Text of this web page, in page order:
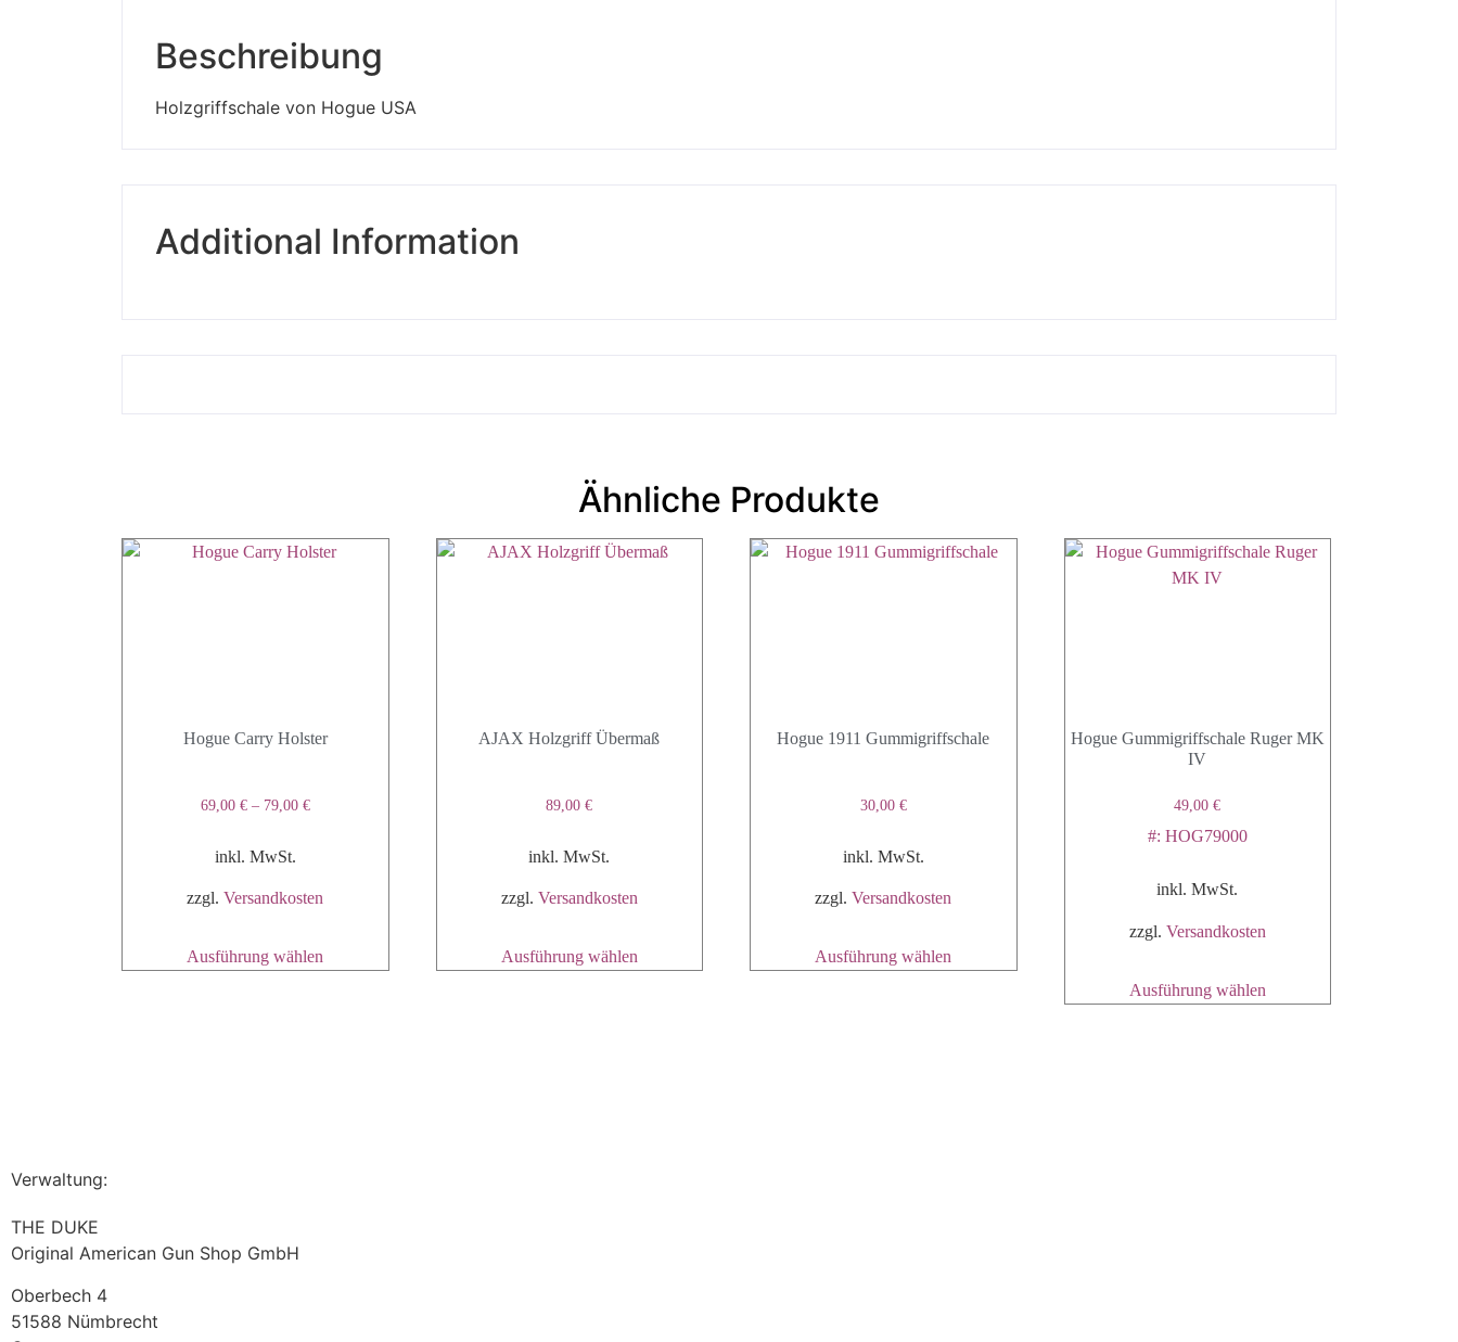
Beschreibung
Holzgriffschale von Hogue USA
Additional Information
Ähnliche Produkte
Hogue Carry Holster
69,00 €– 79,00 €
inkl. MwSt.
zzgl.Versandkosten
Ausführung wählen
AJAX Holzgriff Übermaß
89,00€
inkl. MwSt.
zzgl. Versandkosten
Ausführung wählen
Hogue 1911 Gummigriffschale
30,00 €
inkl. MwSt.
zzgl.Versandkosten
Ausführung wählen
Hogue Gummigriffschale Ruger MK
IV
49,00€
#: HOG79000
inkl. MwSt.
zzgl. Versandkosten
Ausführung wählen
Verwaltung:
THE DUKE
Original American Gun Shop GmbH
Oberbech 4
51588 Nümbrecht